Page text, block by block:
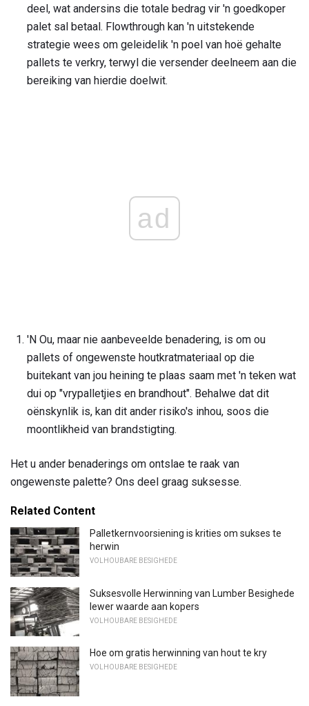
deel, wat andersins die totale bedrag vir 'n goedkoper
palet sal betaal. Flowthrough kan 'n uitstekende
strategie wees om geleidelik 'n poel van hoë gehalte
pallets te verkry, terwyl die versender deelneem aan die
bereiking van hierdie doelwit.
ad
'N Ou, maar nie aanbeveelde benadering, is om ou
pallets of ongewenste houtkratmateriaal op die
buitekant van jou heining te plaas saam met 'n teken wat
dui op "vrypalletjies en brandhout". Behalwe dat dit
oënskynlik is, kan dit ander risiko's inhou, soos die
moontlikheid van brandstigting.
Het u ander benaderings om ontslae te raak van
ongewenste palette? Ons deel graag suksesse.
Related Content
Palletkernvoorsiening is krities om sukses te
herwin
VOLHOUBARE BESIGHEDE
Suksesvolle Herwinning van Lumber Besighede
lewer waarde aan kopers
VOLHOUBARE BESIGHEDE
Hoe om gratis herwinning van hout te kry
VOLHOUBARE BESIGHEDE